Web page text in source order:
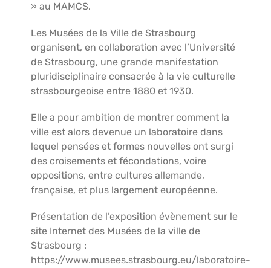
» au MAMCS.
Les Musées de la Ville de Strasbourg
organisent, en collaboration avec l’Université
de Strasbourg, une grande manifestation
pluridisciplinaire consacrée à la vie culturelle
strasbourgeoise entre 1880 et 1930.
Elle a pour ambition de montrer comment la
ville est alors devenue un laboratoire dans
lequel pensées et formes nouvelles ont surgi
des croisements et fécondations, voire
oppositions, entre cultures allemande,
française, et plus largement européenne.
Présentation de l’exposition évènement sur le
site Internet des Musées de la ville de
Strasbourg :
https://www.musees.strasbourg.eu/laboratoire-